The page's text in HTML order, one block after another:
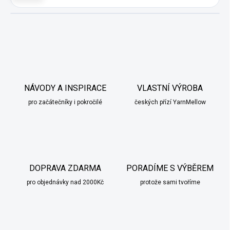
NÁVODY A INSPIRACE
pro začátečníky i pokročilé
VLASTNÍ VÝROBA
českých přízí YarnMellow
DOPRAVA ZDARMA
pro objednávky nad 2000Kč
PORADÍME S VÝBĚREM
protože sami tvoříme